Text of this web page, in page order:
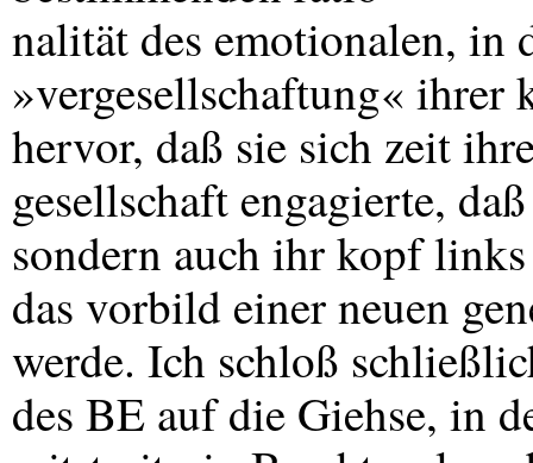
nalität des emotionalen, in
»vergesellschaftung« ihrer
hervor, daß sie sich zeit
gesellschaft engagierte,
sondern auch ihr kopf
das vorbild einer neuen
werde. Ich schloß
des BE auf die Giehse, in